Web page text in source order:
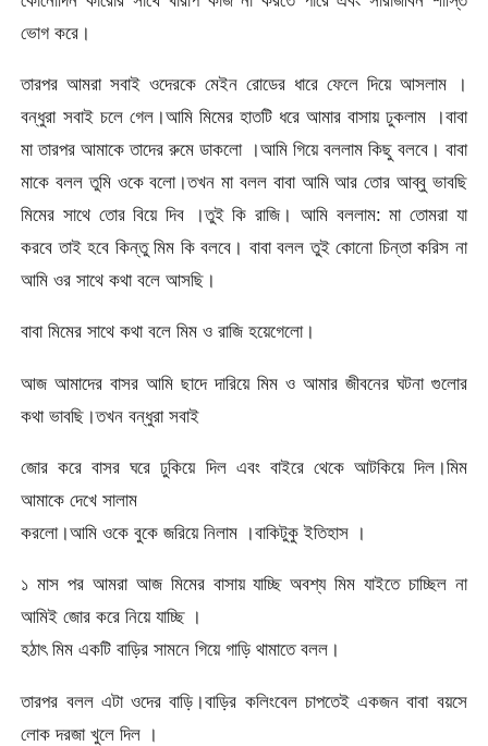
ভোগ করে।
তারপর আমরা সবাই ওদেরকে মেইন রোডের ধারে ফেলে দিয়ে আসলাম ।
বন্ধুরা সবাই চলে গেল।আমি মিমের হাতটি ধরে আমার বাসায় ঢুকলাম ।বাবা
মা তারপর আমাকে তাদের রুমে ডাকলো ।আমি গিয়ে বললাম কিছু বলবে। বাবা
মাকে বলল তুমি ওকে বলো।তখন মা বলল বাবা আমি আর তোর আব্বু ভাবছি
মিমের সাথে তোর বিয়ে দিব ।তুই কি রাজি। আমি বললাম: মা তোমরা যা
করবে তাই হবে কিন্তু মিম কি বলবে। বাবা বলল তুই কোনো চিন্তা করিস না
আমি ওর সাথে কথা বলে আসছি।
বাবা মিমের সাথে কথা বলে মিম ও রাজি হয়েগেলো।
আজ আমাদের বাসর আমি ছাদে দারিয়ে মিম ও আমার জীবনের ঘটনা গুলোর
কথা ভাবছি।তখন বন্ধুরা সবাই
জোর করে বাসর ঘরে ঢুকিয়ে দিল এবং বাইরে থেকে আটকিয়ে দিল।মিম
আমাকে দেখে সালাম
করলো।আমি ওকে বুকে জরিয়ে নিলাম ।বাকিটুকু ইতিহাস ।
১ মাস পর আমরা আজ মিমের বাসায় যাচ্ছি অবশ্য মিম যাইতে চাচ্ছিল না
আমিই জোর করে নিয়ে যাচ্ছি ।
হঠাৎ মিম একটি বাড়ির সামনে গিয়ে গাড়ি থামাতে বলল।
তারপর বলল এটা ওদের বাড়ি।বাড়ির কলিংবেল চাপতেই একজন বাবা বয়সে
লোক দরজা খুলে দিল ।